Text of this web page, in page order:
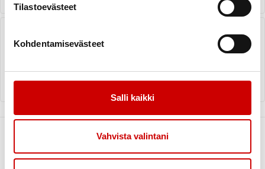
Tilastoevästeet
Kohdentamisevästeet
Salli kaikki
Vahvista valintani
Pajulahdessa